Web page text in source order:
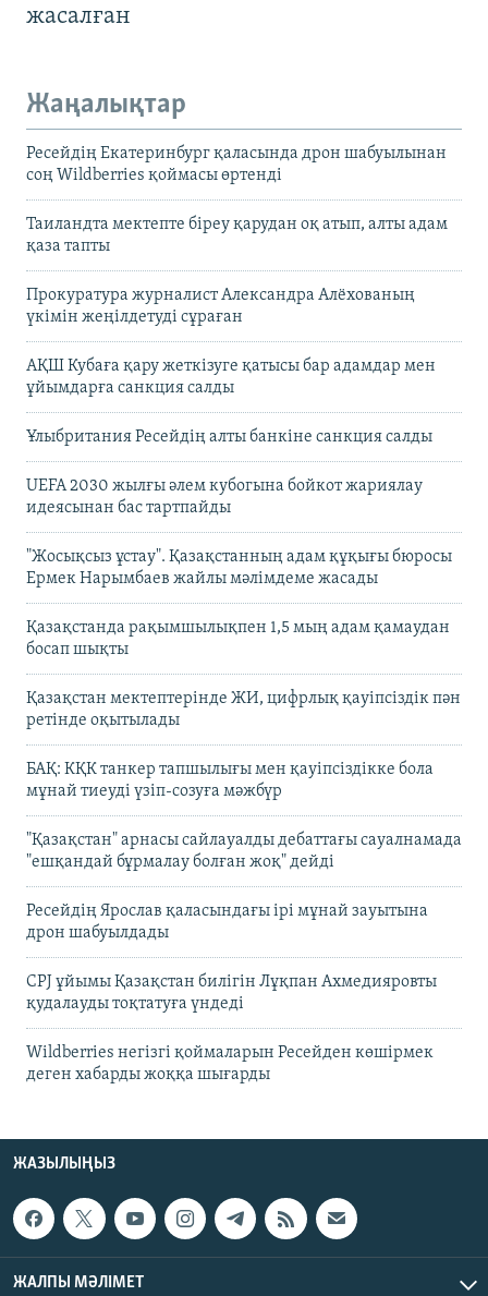
жасалған
Жаңалықтар
Ресейдің Екатеринбург қаласында дрон шабуылынан
соң Wildberries қоймасы өртенді
Таиландта мектепте біреу қарудан оқ атып, алты адам
қаза тапты
Прокуратура журналист Александра Алёхованың
үкімін жеңілдетуді сұраған
АҚШ Кубаға қару жеткізуге қатысы бар адамдар мен
ұйымдарға санкция салды
Ұлыбритания Ресейдің алты банкіне санкция салды
UEFA 2030 жылғы әлем кубогына бойкот жариялау
идеясынан бас тартпайды
"Жосықсыз ұстау". Қазақстанның адам құқығы бюросы
Ермек Нарымбаев жайлы мәлімдеме жасады
Қазақстанда рақымшылықпен 1,5 мың адам қамаудан
босап шықты
Қазақстан мектептерінде ЖИ, цифрлық қауіпсіздік пән
ретінде оқытылады
БАҚ: КҚК танкер тапшылығы мен қауіпсіздікке бола
мұнай тиеуді үзіп-созуға мәжбүр
"Қазақстан" арнасы сайлауалды дебаттағы сауалнамада
"ешқандай бұрмалау болған жоқ" дейді
Ресейдің Ярослав қаласындағы ірі мұнай зауытына
дрон шабуылдады
CPJ ұйымы Қазақстан билігін Лұқпан Ахмедияровты
қудалауды тоқтатуға үндеді
Wildberries негізгі қоймаларын Ресейден көшірмек
деген хабарды жоққа шығарды
ЖАЗЫЛЫҢЫЗ
ЖАЛПЫ МӘЛІМЕТ